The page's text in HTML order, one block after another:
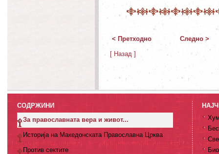
< Претходно Следно >
[ Назад ]
СОДРЖИНИ
За православната вера и живот...
Историја на Македонската Православна Црква
Против сектите